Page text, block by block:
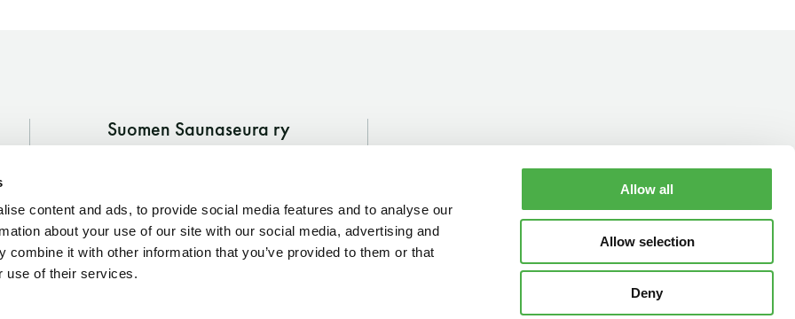
content and ads, to provide social media features and to analyse our
about your use of our site with our social media, advertising and
combine it with other information that you’ve provided to them or that
use of their services.
Allow all
Allow selection
Deny
Suomen Saunaseura ry
(saunojen aukioloaikana)
Y-tunnus: 0116872-9
AUKIOLOAJAT